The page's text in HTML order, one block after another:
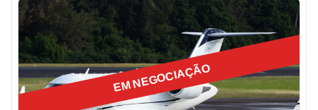
EM NEGOCIAÇÃO